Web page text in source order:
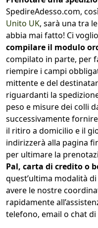
SpedireAdesso.com, così
Unito UK, sarà una tra
abbia mai fatto! Ci
compilare il modulo
compilato in parte, per
riempire i campi
mittente e del
riguardanti la
peso e misure dei colli
successivamente
il ritiro a domicilio e il
indirizzerà alla pagina
per ultimare la
Pal, carta di credito o
quest’ultima modalità
avere le nostre
rapidamente
telefono, email o chat